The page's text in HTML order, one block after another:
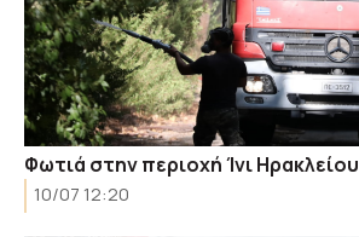
Φωτιά στην περιοχή Ίνι Ηρακλείου
10/07 12:20